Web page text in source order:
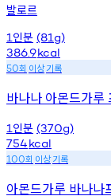
발로르
1 인분 (81g)
386.9kcal
50회 이상기록
바나나 아몬드가루
1 인분 (370g)
754kcal
100회 이상기록
아몬드가루 바나나